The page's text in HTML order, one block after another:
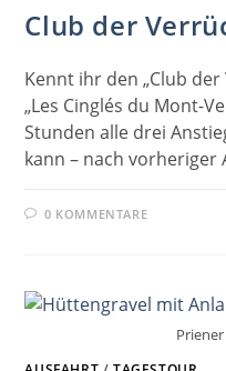
Club der
Kennt ihr den „Club
„Les Cinglés du Mont-
Stunden alle drei
kann – nach vorheriger
0 KOMMENTARE